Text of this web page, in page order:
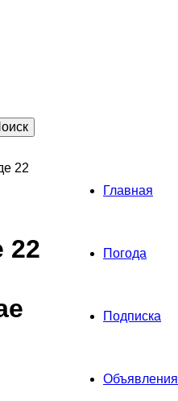
Главная
Погода
Подписка
Объявления
22
22